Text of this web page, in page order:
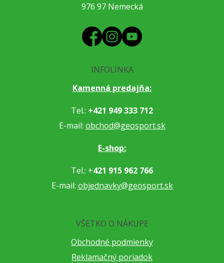
976 97 Nemecká
INFOLINKA
Kamenná predajňa:
Tel.: +421 949 333 712
E-mail: obchod@geosport.sk
E-shop:
Tel.: +421 915 962 766
E-mail: objednavky@geosport.sk
VŠETKO O NÁKUPE
Obchodné podmienky
Reklamačný poriadok